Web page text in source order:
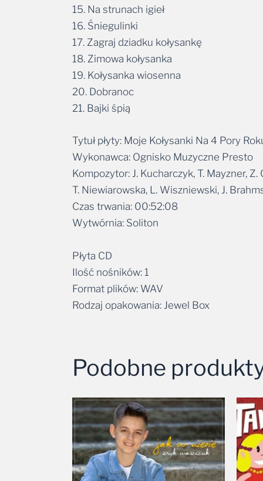
15. Na strunach igieł
16. Śniegulinki
17. Zagraj dziadku kołysankę
18. Zimowa kołysanka
19. Kołysanka wiosenna
20. Dobranoc
21. Bajki śpią
Tytuł płyty: Moje Kołysanki Na 4 Pory
Wykonawca: Ognisko Muzyczne Presto
Kompozytor: J. Kucharczyk, T. Mayzner,
T. Niewiarowska, L. Wiszniewski, J.
Czas trwania: 00:52:08
Wytwórnia: Soliton
Płyta CD
Ilość nośników: 1
Format plików: WAV
Rodzaj opakowania: Jewel Box
Podobne